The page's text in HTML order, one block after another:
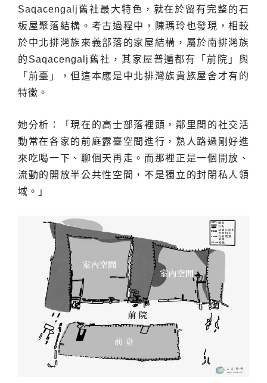
Saqacengalj舊社最大特色，就在於留有完整的石
板屋聚落結構。考古過程中，陳瑪玲也發現，相較
於中北排灣族來義部落的家屋結構，屬於南排灣族
的Saqacengalj舊社，其家屋普遍都有「前院」與
「前臺」，但這本應是中北排灣族貴族屋舍才有的
特徵。
她分析：「現在的高士部落裡頭，鄰里間的社交活
動常在各家的前庭露臺空間進行，熟人路過剛好進
來吃喝一下、聊個天再走。而那裡正是一個開放、
流動的開放半公共性空間，不是獨立的封閉私人領
域。」